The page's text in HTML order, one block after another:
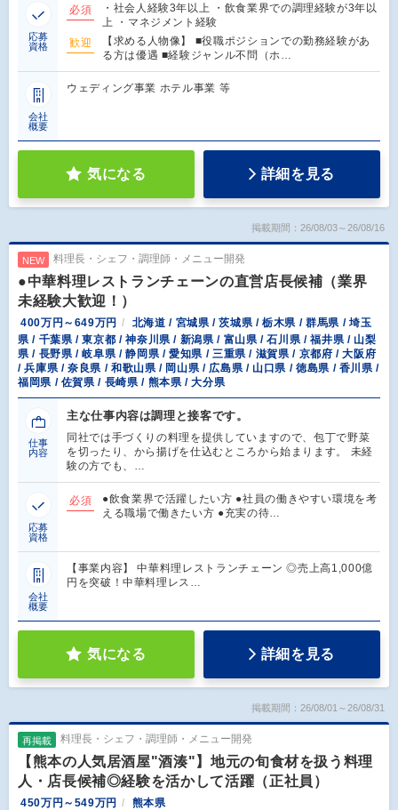
応募
資格
必須
・社会人経験3年以上 ・飲食業界での調理経験が3年以
上 ・マネジメント経験
歓迎
【求める人物像】 ■役職ポジションでの勤務経験があ
る方は優遇 ■経験ジャンル不問（ホ…
会社
概要
ウェディング事業 ホテル事業 等
気になる 詳細を見る
掲載期間：26/08/03～26/08/16
NEW 料理長・シェフ・調理師・メニュー開発
●中華料理レストランチェーンの直営店長候補（業界
未経験大歓迎！）
400万円～649万円
北海道 / 宮城県 / 茨城県 / 栃木県 / 群馬県 / 埼玉
県 / 千葉県 / 東京都 / 神奈川県 / 新潟県 / 富山県 / 石川県 / 福井県 / 山梨
県 / 長野県 / 岐阜県 / 静岡県 / 愛知県 / 三重県 / 滋賀県 / 京都府 / 大阪府
/ 兵庫県 / 奈良県 / 和歌山県 / 岡山県 / 広島県 / 山口県 / 徳島県 / 香川県 /
福岡県 / 佐賀県 / 長崎県 / 熊本県 / 大分県
仕事
内容
主な仕事内容は調理と接客です。
同社では手づくりの料理を提供していますので、包丁で野菜
を切ったり、から揚げを仕込むところから始まります。 未経
験の方でも、…
応募
資格
必須
●飲食業界で活躍したい方 ●社員の働きやすい環境を考
える職場で働きたい方 ●充実の待…
会社
概要
【事業内容】 中華料理レストランチェーン ◎売上高1,000億
円を突破！中華料理レス…
気になる 詳細を見る
掲載期間：26/08/01～26/08/31
再掲載 料理長・シェフ・調理師・メニュー開発
【熊本の人気居酒屋"酒湊"】地元の旬食材を扱う料理
人・店長候補◎経験を活かして活躍（正社員）
450万円～549万円 熊本県